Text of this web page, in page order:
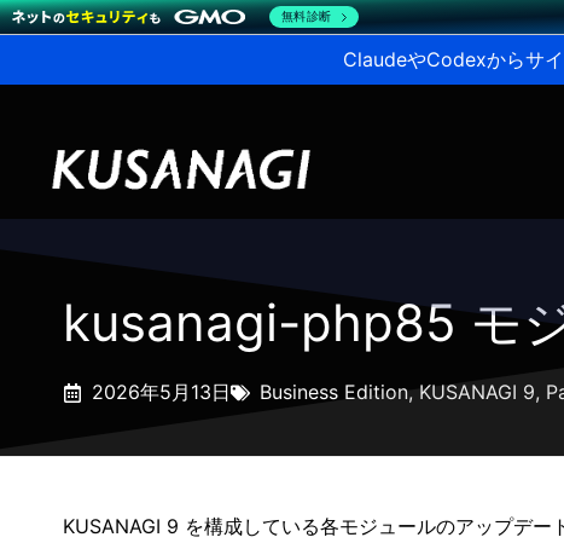
ClaudeやCodexからサ
kusanagi-php85 モ
2026年5月13日 Business Edition, KUSANAGI 9,
KUSANAGI 9 を構成している各モジュールのアップデー
無料診断